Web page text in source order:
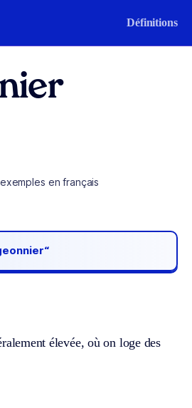
Définitions
en français
élevée, où on loge des